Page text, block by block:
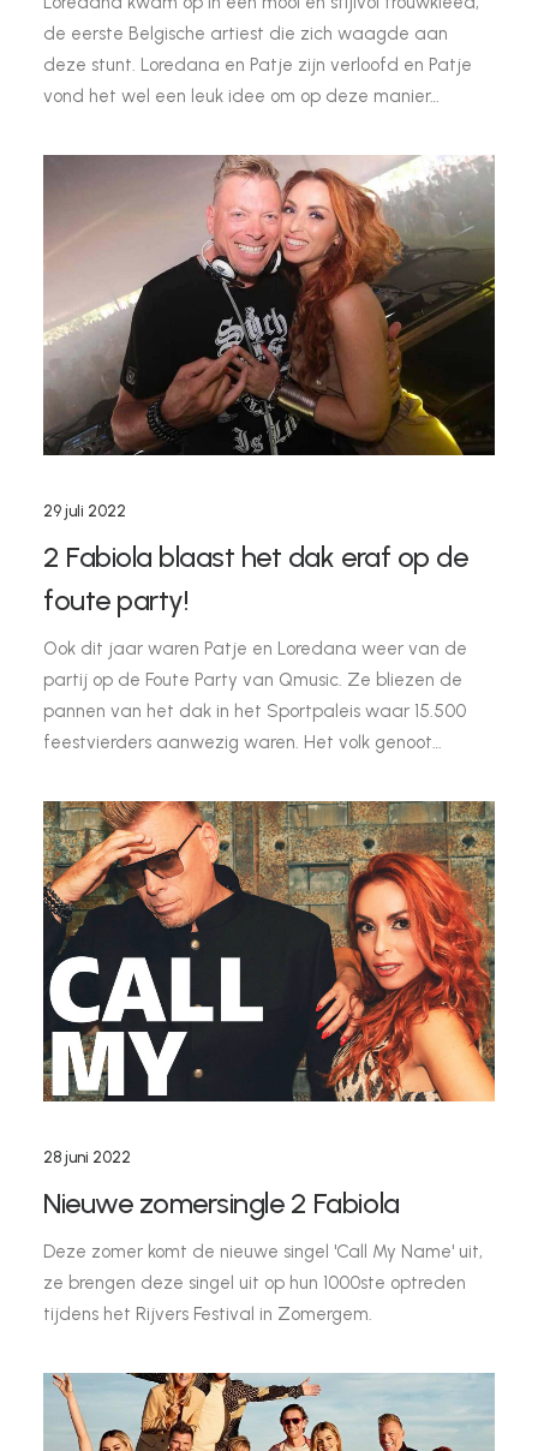
de eerste Belgische artiest die zich waagde aan
deze stunt. Loredana en Patje zijn verloofd en Patje
vond het wel een leuk idee om op deze manier…
29 juli 2022
2 Fabiola blaast het dak eraf op de
foute party!
Ook dit jaar waren Patje en Loredana weer van de
partij op de Foute Party van Qmusic. Ze bliezen de
pannen van het dak in het Sportpaleis waar 15.500
feestvierders aanwezig waren. Het volk genoot…
28 juni 2022
Nieuwe zomersingle 2 Fabiola
Deze zomer komt de nieuwe singel 'Call My Name' uit,
ze brengen deze singel uit op hun 1000ste optreden
tijdens het Rijvers Festival in Zomergem.